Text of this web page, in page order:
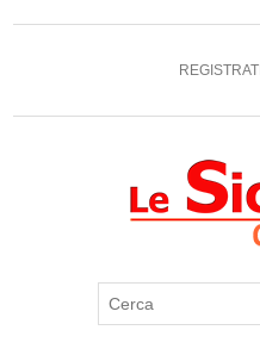
REGISTRATI